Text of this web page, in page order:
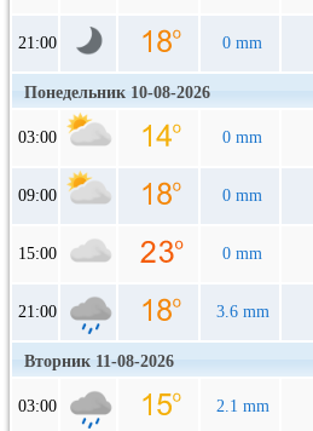
21:00 0 mm
Понедельник 10-08-2026
03:00 0 mm
09:00 0 mm
15:00 0 mm
21:00 3.6 mm
Вторник 11-08-2026
03:00 2.1 mm